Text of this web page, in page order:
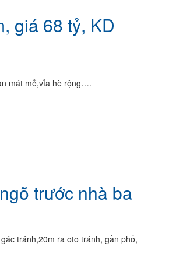
giá 68 tỷ, KD
mát mẻ,vỉa hè rộng….
trước nhà ba
tránh,20m ra oto tránh, gần phố,